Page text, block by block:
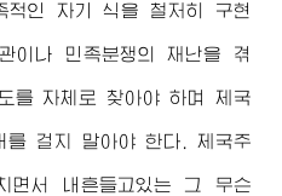
적인 자기 식을 철저히 구현
이나 민족분쟁의 재난을 겪
를 자체로 찾아야 하며 제국
를 걸지 말아야 한다. 제국주
면서 내흔들고있는 그 무슨